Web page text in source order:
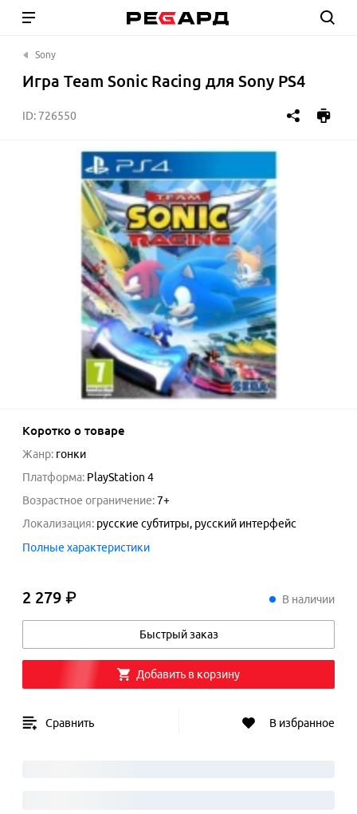
Sony
Игра Team Sonic Racing для Sony PS4
ID: 726550
Коротко о товаре
Жанр: гонки
Платформа: PlayStation 4
Возрастное ограничение:7+
Локализация: русские субтитры, русский интерфейс
Полные характеристики
2 279 ₽2 279 ₽ В наличии
Быстрый заказ
Добавить в корзину
Сравнить В избранное